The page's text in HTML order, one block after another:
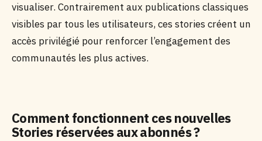
visualiser. Contrairement aux publications classiques
visibles par tous les utilisateurs, ces stories créent un
accès privilégié pour renforcer l’engagement des
communautés les plus actives.
Comment fonctionnent ces nouvelles
Stories réservées aux abonnés ?